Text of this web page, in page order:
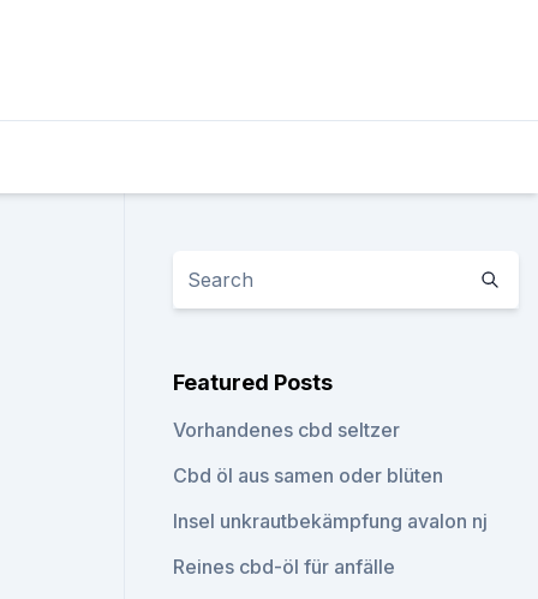
Featured Posts
Vorhandenes cbd seltzer
Cbd öl aus samen oder blüten
Insel unkrautbekämpfung avalon nj
Reines cbd-öl für anfälle